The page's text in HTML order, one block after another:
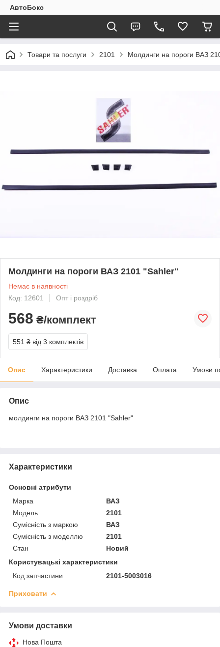
АвтоБокс
Товари та послуги 2101 Молдинги на пороги ВАЗ
Молдинги на пороги ВАЗ 2101 "Sahler"
Немає в наявності
Код: 12601
Опт і роздріб
568 ₴/комплект
551 ₴ від 3 комплектів
Опис Характеристики Доставка Оплата Умови
Опис
молдинги на пороги ВАЗ 2101 "Sahler"
Характеристики
Основні атрибути
Марка
ВАЗ
Модель
2101
Сумісність з маркою
ВАЗ
Сумісність з моделлю
2101
Стан
Новий
Користувацькі характеристики
Код запчастини
2101-5003016
Приховати
Умови доставки
Нова Пошта